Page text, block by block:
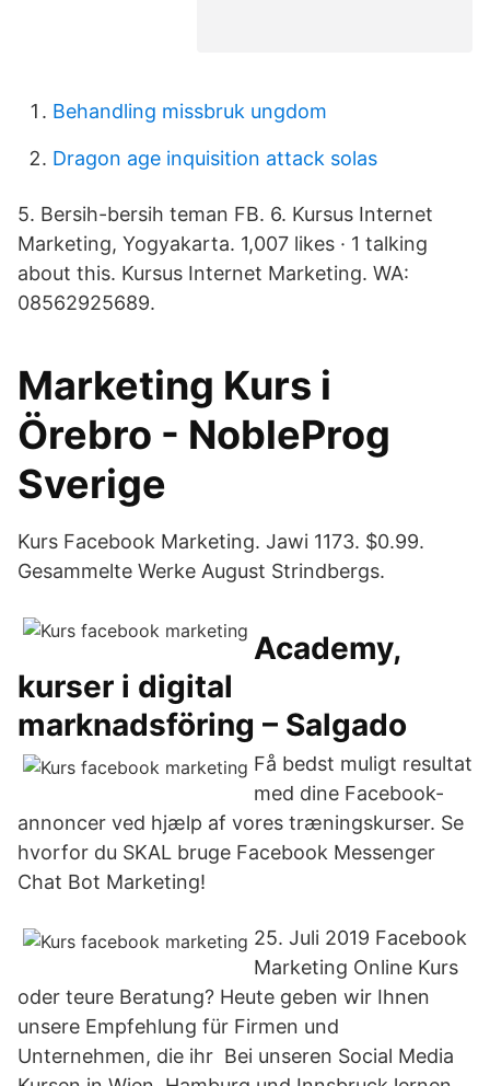
Behandling missbruk ungdom
Dragon age inquisition attack solas
5. Bersih-bersih teman FB. 6. Kursus Internet
Marketing, Yogyakarta. 1,007 likes · 1 talking
about this. Kursus Internet Marketing. WA:
08562925689.
Marketing Kurs i
Örebro - NobleProg
Sverige
Kurs Facebook Marketing. Jawi 1173. $0.99.
Gesammelte Werke August Strindbergs.
Academy,
kurser i digital
marknadsföring – Salgado
Få bedst muligt resultat
med dine Facebook-
annoncer ved hjælp af vores træningskurser. Se
hvorfor du SKAL bruge Facebook Messenger
Chat Bot Marketing!
25. Juli 2019 Facebook
Marketing Online Kurs
oder teure Beratung? Heute geben wir Ihnen
unsere Empfehlung für Firmen und
Unternehmen, die ihr Bei unseren Social Media